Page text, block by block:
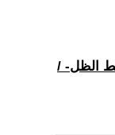
-خط الظل- /